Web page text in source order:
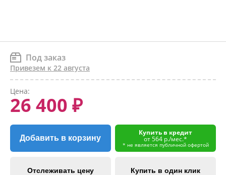
Под заказ
Привезем к 22 августа
Цена:
26 400 ₽
Добавить в корзину
Купить в кредит
от 564 р./мес.*
* не является публичной офертой
Отслеживать цену Купить в один клик